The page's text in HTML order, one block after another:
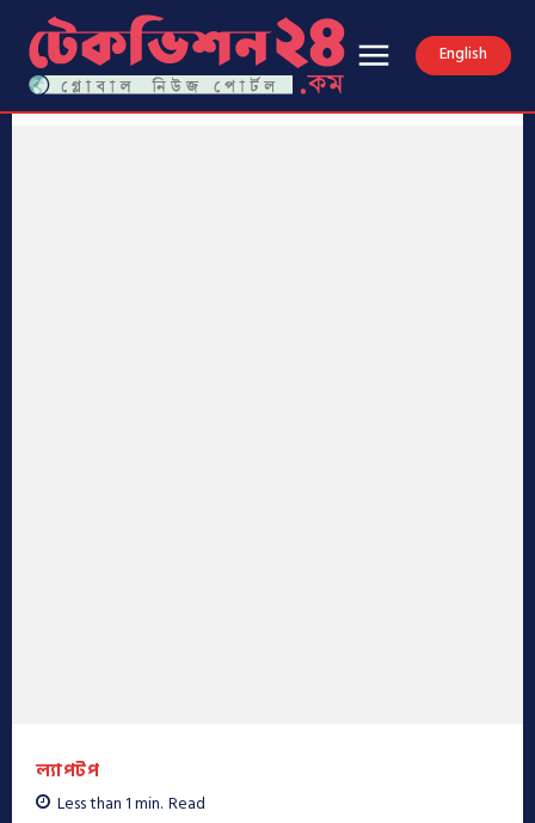
English
ল্যাপটপ
Less than 1min. Read